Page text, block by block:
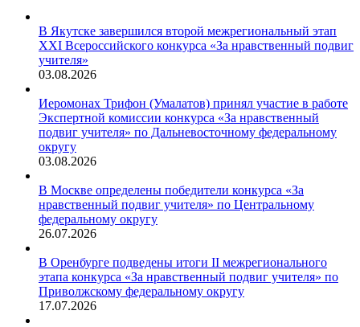
В Якутске завершился второй межрегиональный этап
XXI Всероссийского конкурса «За нравственный подвиг
учителя»
03.08.2026
Иеромонах Трифон (Умалатов) принял участие в работе
Экспертной комиссии конкурса «За нравственный
подвиг учителя» по Дальневосточному федеральному
округу
03.08.2026
В Москве определены победители конкурса «За
нравственный подвиг учителя» по Центральному
федеральному округу
26.07.2026
В Оренбурге подведены итоги II межрегионального
этапа конкурса «За нравственный подвиг учителя» по
Приволжскому федеральному округу
17.07.2026